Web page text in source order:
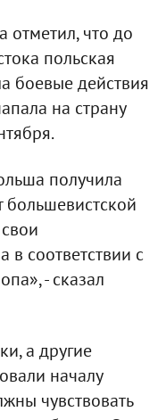
отметил, что до
польская
боевые действия
на страну
получила
большевистской
в соответствии с
- сказал
а другие
началу
чувствовать